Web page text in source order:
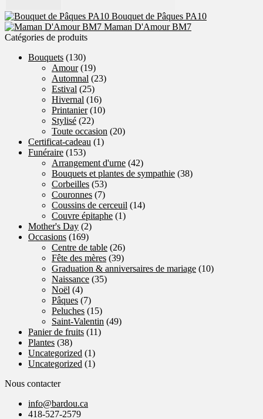
Bouquet de Pâques PA10
Maman D'Amour BM7
Catégories de produits
Bouquets (130)
Amour (19)
Automnal (23)
Estival (25)
Hivernal (16)
Printanier (10)
Stylisé (22)
Toute occasion (20)
Certificat-cadeau (1)
Funéraire (153)
Arrangement d'urne (42)
Bouquets et plantes de sympathie (38)
Corbeilles (53)
Couronnes (7)
Coussins de cerceuil (14)
Couvre épitaphe (1)
Mother's Day (2)
Occasions (169)
Centre de table (26)
Fête des mères (39)
Graduation & anniversaires de mariage (10)
Naissance (35)
Noël (4)
Pâques (7)
Peluches (15)
Saint-Valentin (49)
Panier de fruits (11)
Plantes (38)
Uncategorized (1)
Uncategorized (1)
Nous contacter
info@bardou.ca
418-527-2579